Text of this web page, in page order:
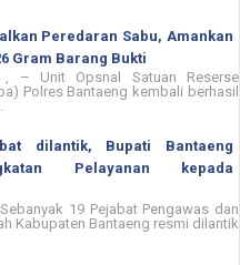
Peredaran Sabu, Amankan
Gram Barang Bukti
, – Unit Opsnal Satuan Reserse
Polres Bantaeng kembali berhasil
dilantik, Bupati Bantaeng
Pelayanan kepada
19 Pejabat Pengawas dan
Kabupaten Bantaeng resmi dilantik